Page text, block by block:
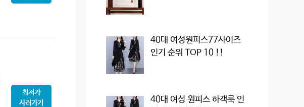
최저가
사러가기
40대 여성원피스77사이즈
인기 순위 TOP 10 !!
40대 여성 원피스 하객룩 인